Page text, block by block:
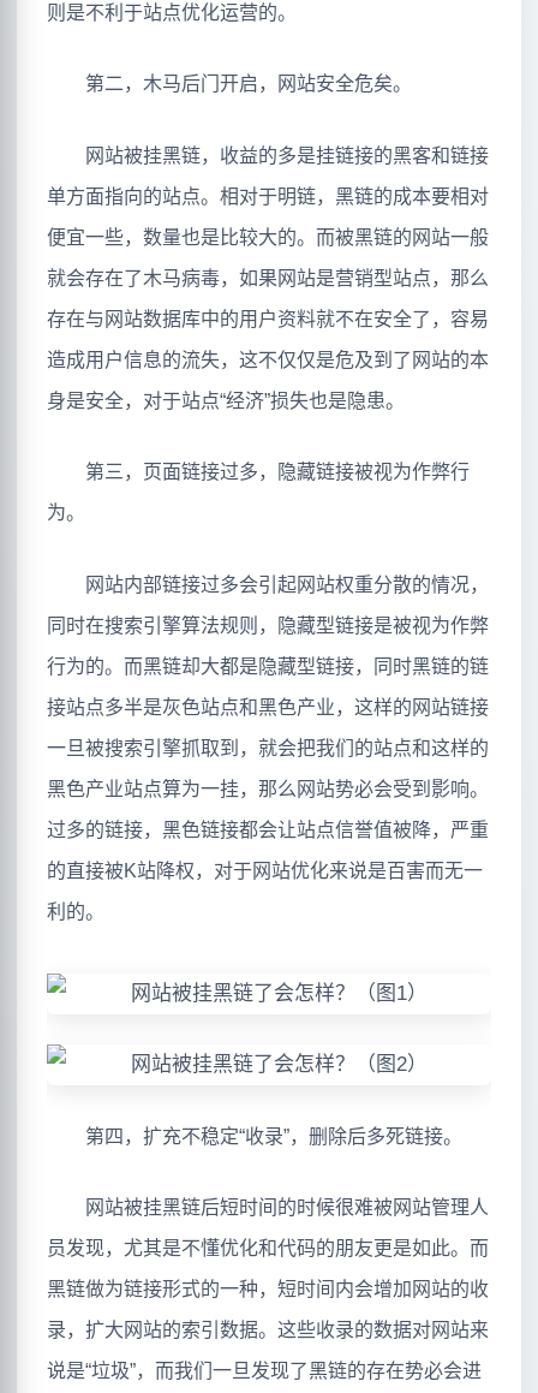
则是不利于站点优化运营的。
第二，木马后门开启，网站安全危矣。
网站被挂黑链，收益的多是挂链接的黑客和链接
单方面指向的站点。相对于明链，黑链的成本要相对
便宜一些，数量也是比较大的。而被黑链的网站一般
就会存在了木马病毒，如果网站是营销型站点，那么
存在与网站数据库中的用户资料就不在安全了，容易
造成用户信息的流失，这不仅仅是危及到了网站的本
身是安全，对于站点“经济”损失也是隐患。
第三，页面链接过多，隐藏链接被视为作弊行
为。
网站内部链接过多会引起网站权重分散的情况，
同时在搜索引擎算法规则，隐藏型链接是被视为作弊
行为的。而黑链却大都是隐藏型链接，同时黑链的链
接站点多半是灰色站点和黑色产业，这样的网站链接
一旦被搜索引擎抓取到，就会把我们的站点和这样的
黑色产业站点算为一挂，那么网站势必会受到影响。
过多的链接，黑色链接都会让站点信誉值被降，严重
的直接被K站降权，对于网站优化来说是百害而无一
利的。
第四，扩充不稳定“收录”，删除后多死链接。
网站被挂黑链后短时间的时候很难被网站管理人
员发现，尤其是不懂优化和代码的朋友更是如此。而
黑链做为链接形式的一种，短时间内会增加网站的收
录，扩大网站的索引数据。这些收录的数据对网站来
说是“垃圾”，而我们一旦发现了黑链的存在势必会进